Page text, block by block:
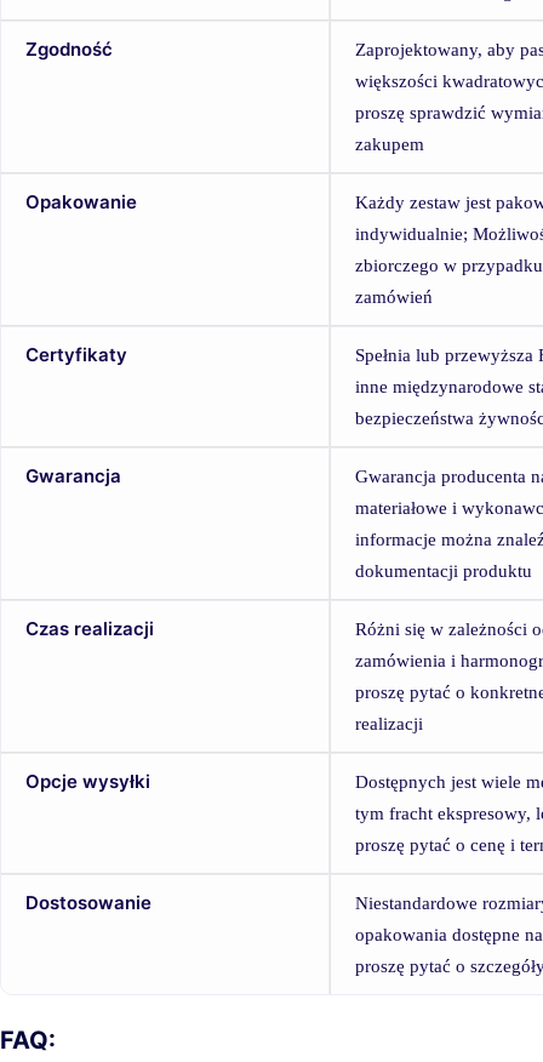
Zgodność
Zaprojektowany, aby
większości
proszę sprawdzić
zakupem
Opakowanie
Każdy zestaw jest
indywidualnie;
zbiorczego w
zamówień
Certyfikaty
Spełnia lub
inne międzynarodowe
bezpieczeństwa
Gwarancja
Gwarancja producenta
materiałowe i
informacje można
dokumentacji produktu
Czas realizacji
Różni się w zależności
zamówienia i
proszę pytać o
realizacji
Opcje wysyłki
Dostępnych jest wiele
tym fracht ekspresowy,
proszę pytać o cenę i
Dostosowanie
Niestandardowe
opakowania dostępne
proszę pytać o
FAQ: